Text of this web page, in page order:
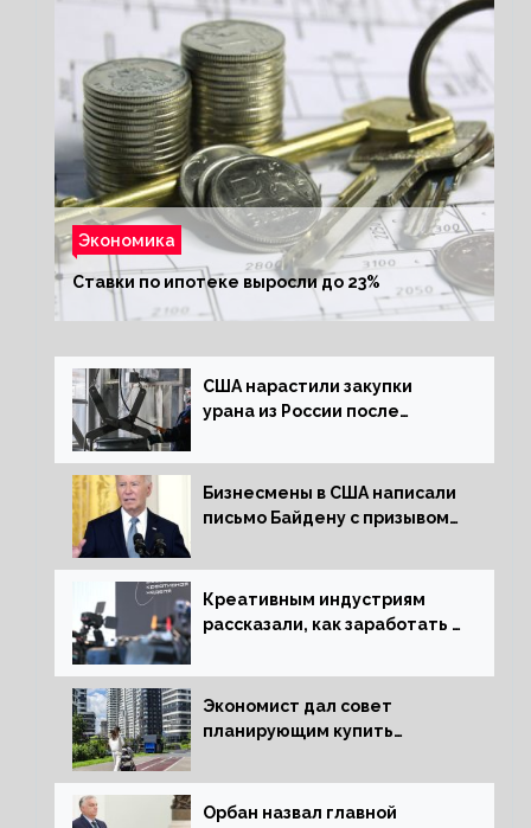
Экономика
Ставки по ипотеке выросли до 23%
США нарастили закупки
урана из России после
Бизнесмены в США написали
письмо Байдену с призывом
Креативным индустриям
рассказали, как заработать 2
экономики
Экономист дал совет
планирующим купить
Орбан назвал главной